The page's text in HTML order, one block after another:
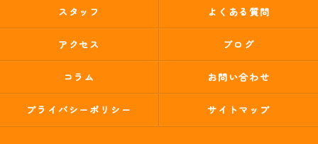
スタッフ よくある質問
アクセス ブログ
コラム お問い合わせ
プライバシーポリシー サイトマップ